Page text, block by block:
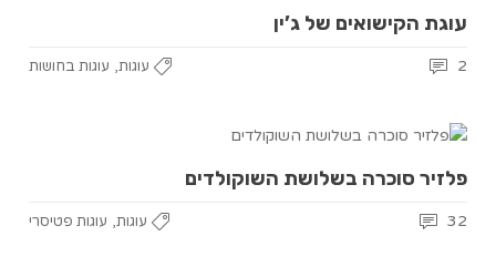
עוגת הקישואים של ג’ין
עוגות, עוגות בחושות 2
פלזיר סוכרה בשלושת השוקולדים
עוגות, עוגות פטיסרי 32